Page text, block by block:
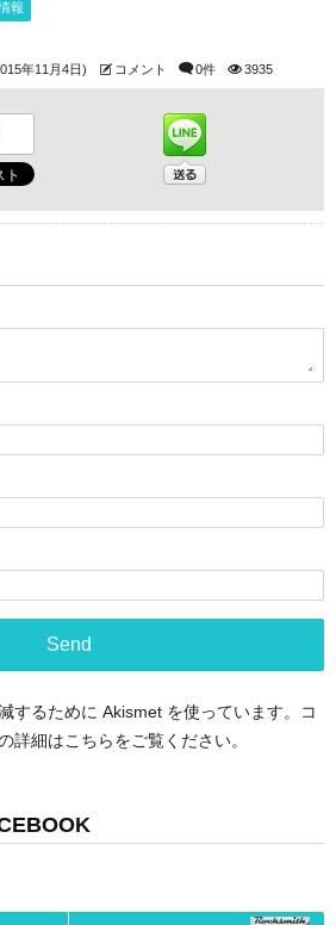
報
年11月4日) コメント 0件 3935
するために Akismet を使っています。
コ
詳細はこちらをご覧ください。